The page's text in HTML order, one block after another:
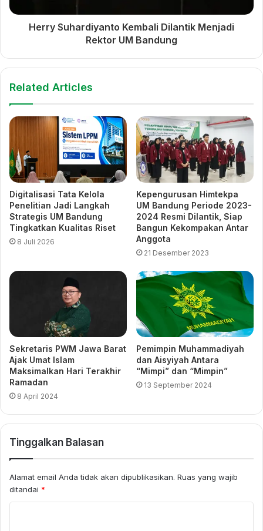
Ekspresikan Kreativitas dan
Potensi Diri
Lewat Motekart Expo,
Bandung Jalani UAS
Kreativitas
belajar ceria pendidikan
tk labschool UM Bandung
wonderful indonesia
Herry Suhardiyanto Kembali Dilantik Menjadi
Rektor UM Bandung
Related Articles
Digitalisasi Tata Kelola
Penelitian Jadi Langkah
Strategis UM Bandung
Tingkatkan Kualitas Riset
8 Juli 2026
Kepengurusan Himtekpa
UM Bandung Periode 2023-
2024 Resmi Dilantik, Siap
Bangun Kekompakan Antar
Anggota
21 Desember 2023
Sekretaris PWM Jawa Barat
Ajak Umat Islam
Maksimalkan Hari Terakhir
Ramadan
8 April 2024
Pemimpin Muhammadiyah
dan Aisyiyah Antara
“Mimpi” dan “Mimpin”
13 September 2024
Tinggalkan Balasan
Alamat email Anda tidak akan dipublikasikan. Ruas yang wajib
ditandai *